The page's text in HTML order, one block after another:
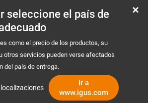
seleccione el país de
como el precio de los productos, su
otros servicios pueden verse afectados
del país de entrega.
Ir a
www.igus.com